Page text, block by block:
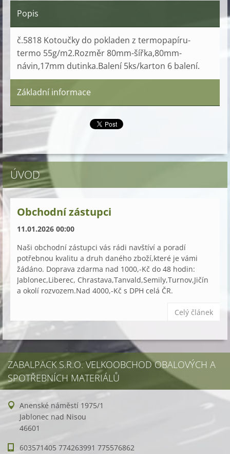
Popis
č.5818 Kotoučky do pokladen z termopapíru-
termo 55g/m2.Rozměr 80mm-šířka,80mm-
návin,17mm dutinka.Balení 5ks/karton 6 balení.
Základní informace
ÚVOD
Obchodní zástupci
11.01.2026 00:00
Naši obchodní zástupci vás rádi navštíví a poradí
potřebnou kvalitu a druh daného zboží,které je vámi
žádáno. Doprava zdarma nad 1000,-Kč do 48 hodin:
Jablonec,Liberec, Chrastava,Tanvald,Semily,Turnov,Jičín
a okolí rozvozem.Nad 4000,-Kč s DPH celá ČR.
Celý článek
ZABALPACK S.R.O. VELKOOBCHOD OBALOVÝCH A
SPOTŘEBNÍCH MATERIÁLŮ
Anenské náměstí 1975/1
Jablonec nad Nisou
46601
603571405 774263991 775576862